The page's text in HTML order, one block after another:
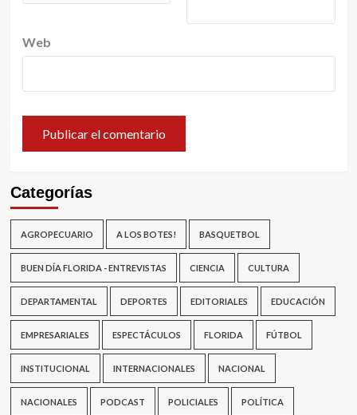
Web
Categorías
AGROPECUARIO A LOS BOTES! BASQUETBOL
BUEN DÍA FLORIDA - ENTREVISTAS CIENCIA CULTURA
DEPARTAMENTAL DEPORTES EDITORIALES EDUCACIÓN
EMPRESARIALES ESPECTÁCULOS FLORIDA FÚTBOL
INSTITUCIONAL INTERNACIONALES NACIONAL
NACIONALES PODCAST POLICIALES POLÍTICA